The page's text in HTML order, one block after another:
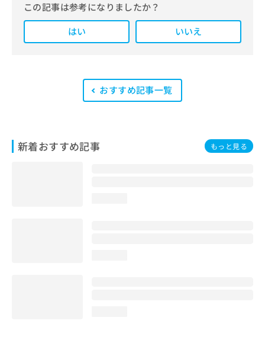
また、医療広告ガイドラインに準拠し
た編集体制を整えており、編集部内に
は、一般社団法人薬機法医療法規格協
います。
この記事は参考になりましたか？
はい
いいえ
おすすめ記事一覧
新着おすすめ記事 もっと見る